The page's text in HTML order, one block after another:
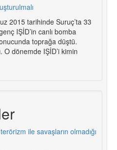
2015 tarihinde Suruç’ta 33
IŞİD’in canlı bomba
toprağa düştü.
O dönemde IŞİD’i kimin
ile savaşların olmadığı